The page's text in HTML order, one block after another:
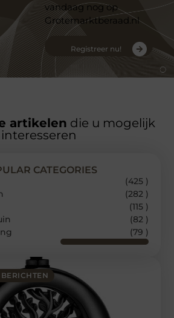
vandaag nog op
Grotemarktberaad.nl
Registreer nu!
artikelen die u mogelijk
interesseren
CATEGORIES
(425 )
(282 )
(115 )
(82 )
(79 )